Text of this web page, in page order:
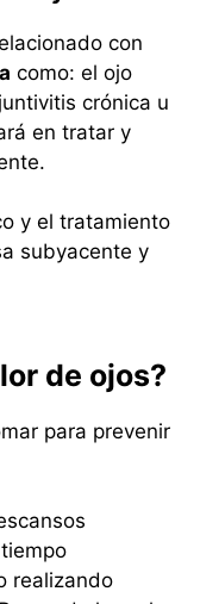
con
como: el ojo
crónica u
en tratar y
y el tratamiento
subyacente y
de ojos?
para prevenir
realizando